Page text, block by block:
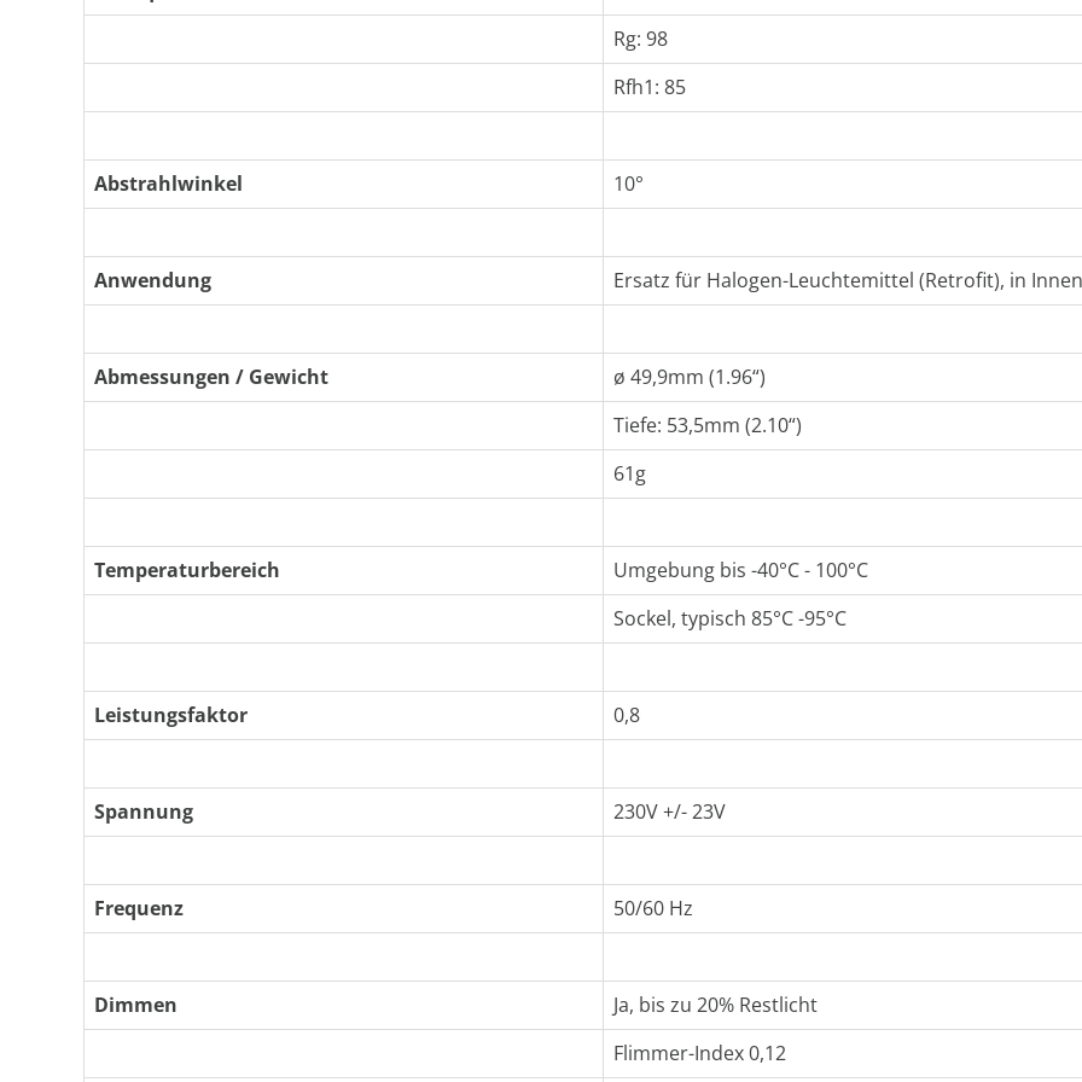
Rg: 98
Rfh1: 85
Abstrahlwinkel 10°
Anwendung Ersatz für Halogen-Leuchtemittel (Retrofit), in
Abmessungen / Gewicht
ø 49,9mm (1.96“)
Tiefe: 53,5mm (2.10“)
61g
Temperaturbereich
Umgebung bis -40°C - 100°C
Sockel, typisch 85°C -95°C
Leistungsfaktor 0,8
Spannung 230V +/- 23V
Frequenz 50/60 Hz
Dimmen
Ja, bis zu 20% Restlicht
Flimmer-Index 0,12